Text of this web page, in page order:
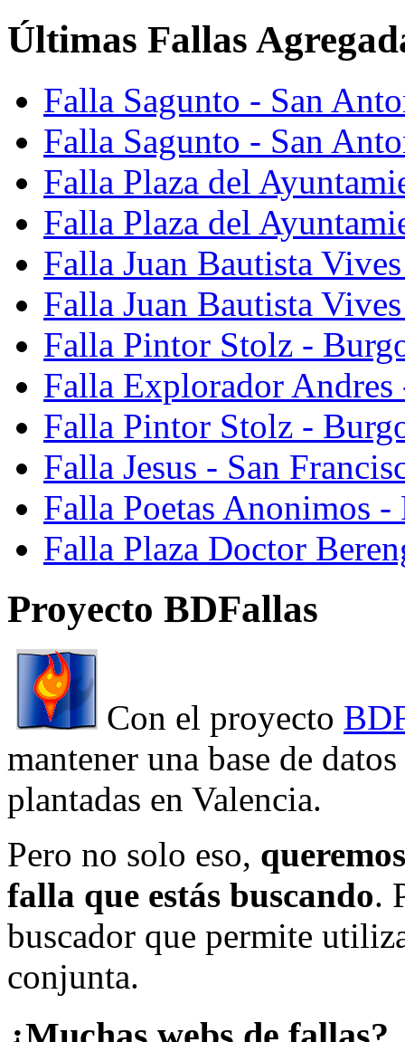
Últimas Fallas
Falla Sagunto - San
Falla Sagunto - San
Falla Plaza del
Falla Plaza del
Falla Juan Bautista
Falla Juan Bautista
Falla Pintor Stolz -
Falla Explorador Andres
Falla Pintor Stolz -
Falla Jesus - San
Falla Poetas Anonimos
Falla Plaza Doctor
Proyecto BDFallas
Con el proyecto
mantener una base de
plantadas en Valencia.
Pero no solo eso,
falla que estás buscando.
buscador que permite
conjunta.